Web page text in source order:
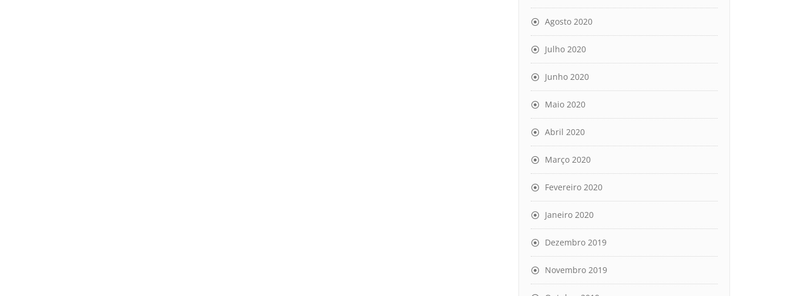
Agosto 2020
Julho 2020
Junho 2020
Maio 2020
Abril 2020
Março 2020
Fevereiro 2020
Janeiro 2020
Dezembro 2019
Novembro 2019